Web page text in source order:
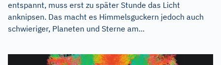
entspannt, muss erst zu später Stunde das Licht
anknipsen. Das macht es Himmelsguckern jedoch auch
schwieriger, Planeten und Sterne am...